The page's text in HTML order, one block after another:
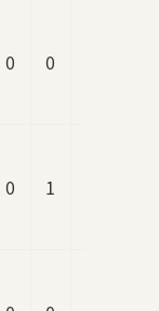
0 0
0 1